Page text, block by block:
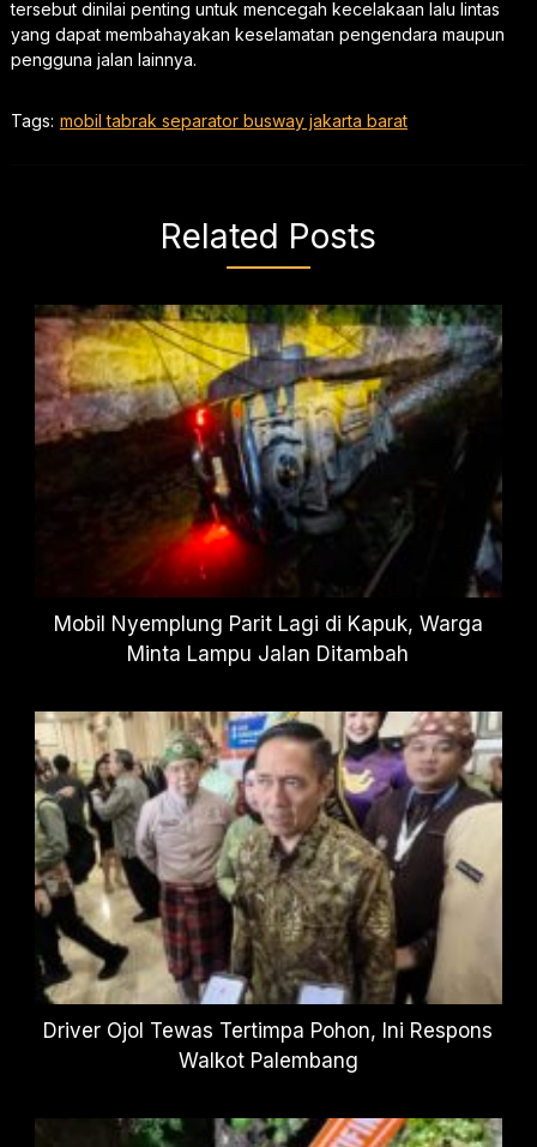
tersebut dinilai penting untuk mencegah kecelakaan lalu lintas
yang dapat membahayakan keselamatan pengendara maupun
pengguna jalan lainnya.
Tags: mobil tabrak separator busway jakarta barat
Related Posts
Mobil Nyemplung Parit Lagi di Kapuk, Warga
Minta Lampu Jalan Ditambah
Driver Ojol Tewas Tertimpa Pohon, Ini Respons
Walkot Palembang